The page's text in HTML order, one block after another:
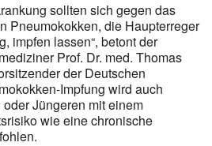
sollten sich gegen das
Pneumokokken, die Haupterreger
impfen lassen“, betont der
Prof. Dr. med. Thomas
der Deutschen
Impfung wird auch
Jüngeren mit einem
wie eine chronische